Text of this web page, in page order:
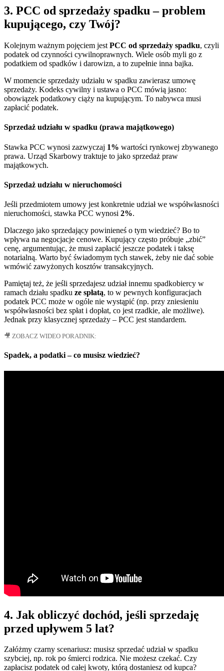
3. PCC od sprzedaży spadku – problem
kupującego, czy Twój?
Kolejnym ważnym pojęciem jest PCC od sprzedaży spadku, czyli
podatek od czynności cywilnoprawnych. Wiele osób myli go z
podatkiem od spadków i darowizn, a to zupełnie inna bajka.
W momencie sprzedaży udziału w spadku zawierasz umowę
sprzedaży. Kodeks cywilny i ustawa o PCC mówią jasno:
obowiązek podatkowy ciąży na kupującym. To nabywca musi
zapłacić podatek.
Sprzedaż udziału w spadku (prawa majątkowego)
Stawka PCC wynosi zazwyczaj 1% wartości rynkowej zbywanego
prawa. Urząd Skarbowy traktuje to jako sprzedaż praw
majątkowych.
Sprzedaż udziału w nieruchomości
Jeśli przedmiotem umowy jest konkretnie udział we współwłasności
nieruchomości, stawka PCC wynosi 2%.
Dlaczego jako sprzedający powinieneś o tym wiedzieć? Bo to
wpływa na negocjacje cenowe. Kupujący często próbuje „zbić”
cenę, argumentując, że musi zapłacić jeszcze podatek i taksę
notarialną. Warto być świadomym tych stawek, żeby nie dać sobie
wmówić zawyżonych kosztów transakcyjnych.
Pamiętaj też, że jeśli sprzedajesz udział innemu spadkobiercy w
ramach działu spadku ze spłatą, to w pewnych konfiguracjach
podatek PCC może w ogóle nie wystąpić (np. przy zniesieniu
współwłasności bez spłat i dopłat, co jest rzadkie, ale możliwe).
Jednak przy klasycznej sprzedaży – PCC jest standardem.
🎥 ZOBACZ WIDEO PORADNIK:
Spadek, a podatki – co musisz wiedzieć?
4. Jak obliczyć dochód, jeśli sprzedaję
przed upływem 5 lat?
Załóżmy czarny scenariusz: musisz sprzedać udział w spadku
szybciej, np. rok po śmierci rodzica. Nie możesz czekać. Czy
zapłacisz podatek od całej kwoty, którą dostaniesz od kupca?